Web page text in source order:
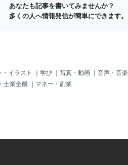
あなたも記事を書いてみませんか？
多くの人へ情報発信が簡単にできます。
イラスト ｜ 学び ｜ 写真・動画 ｜ 音声・音楽
士業全般 ｜ マネー・副業